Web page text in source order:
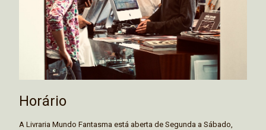
Horário
A Livraria Mundo Fantasma está aberta de Segunda a Sábado,